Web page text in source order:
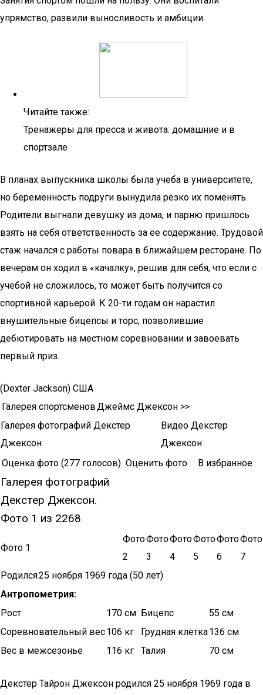
упрямство, развили выносливость и амбиции.
Читайте также:
Тренажеры для пресса и живота: домашние и в
спортзале
В планах выпускника школы была учеба в университете,
но беременность подруги вынудила резко их поменять.
Родители выгнали девушку из дома, и парню пришлось
взять на себя ответственность за ее содержание. Трудовой
стаж начался с работы повара в ближайшем ресторане. По
вечерам он ходил в «качалку», решив для себя, что если с
учебой не сложилось, то может быть получится со
спортивной карьерой. К 20-ти годам он нарастил
внушительные бицепсы и торс, позволившие
дебютировать на местном соревновании и завоевать
первый приз.
(Dexter Jackson) США
Галерея спортсменовДжеймс Джексон >>
Галерея фотографий Декстер
Джексон
Видео Декстер
Джексон
Оценка фото (277 голосов) Оценить фото В избранное
Галерея фотографий
Декстер Джексон.
Фото 1 из 2268
Фото 1
Фото
2
Фото
3
Фото
4
Фото
5
Фото
6
Фото
7
Родился25 ноября 1969 года (50 лет)
Антропометрия:
Рост
170 см Бицепс
55 см
Соревновательный вес106 кг Грудная клетка136 см
Вес в межсезонье
116 кг Талия 70 см
Декстер Тайрон Джексон родился 25 ноября 1969 года в